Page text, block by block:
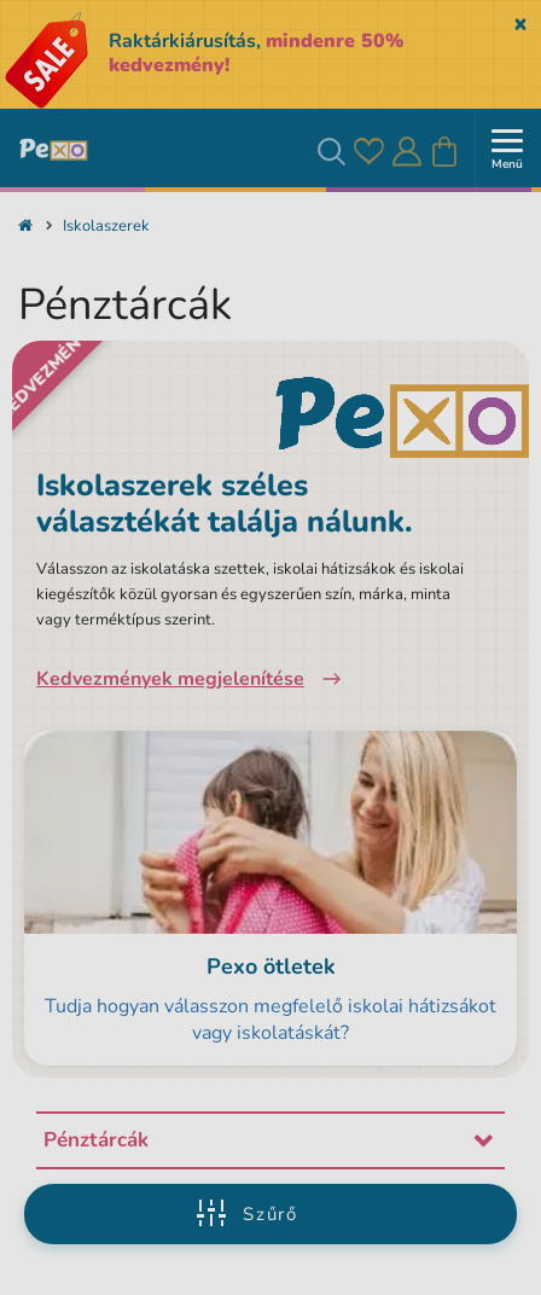
Raktárkiárusítás, mindenre 50%
kedvezmény!
Keresés
Kedvencek
Bejelentkezés
Kosár Menü
Iskolaszerek
Pénztárcák
Iskolaszerek széles
választékát találja nálunk.
Válasszon az iskolatáska szettek, iskolai hátizsákok és iskolai
kiegészítők közül gyorsan és egyszerűen szín, márka, minta
vagy terméktípus szerint.
Kedvezmények megjelenítése
Pexo ötletek
Tudja hogyan válasszon megfelelő iskolai hátizsákot
vagy iskolatáskát?
Pénztárcák
Szűrő